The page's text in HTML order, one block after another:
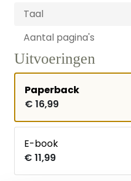
Taal
Aantal pagina's
Uitvoeringen
Paperback
€ 16,99
E-book
€ 11,99